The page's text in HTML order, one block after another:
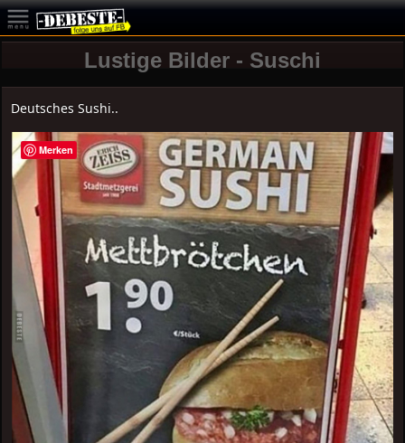
Lustige Bilder - Suschi
Deutsches Sushi..
Merken